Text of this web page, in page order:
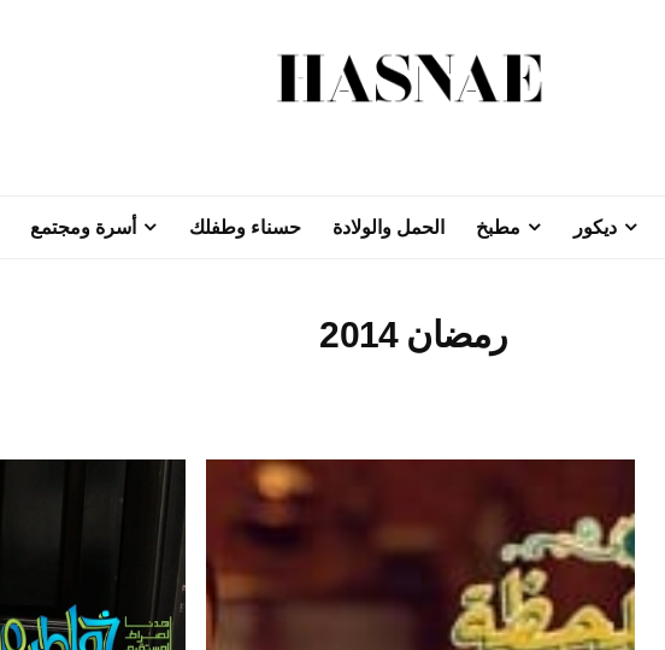
ديكور مطبخ الحمل والولادة حسناء وطفلك أسرة ومجتمع
رمضان 2014